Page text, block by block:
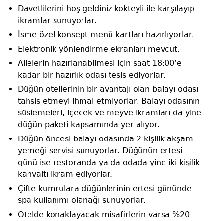
Davetlilerini hoş geldiniz kokteyli ile karşılayıp
ikramlar sunuyorlar.
İsme özel konsept menü kartları hazırlıyorlar.
Elektronik yönlendirme ekranları mevcut.
Ailelerin hazırlanabilmesi için saat 18:00’e
kadar bir hazırlık odası tesis ediyorlar.
Düğün otellerinin bir avantajı olan balayı odası
tahsis etmeyi ihmal etmiyorlar. Balayı odasının
süslemeleri, içecek ve meyve ikramları da yine
düğün paketi kapsamında yer alıyor.
Düğün öncesi balayı odasında 2 kişilik akşam
yemeği servisi sunuyorlar. Düğünün ertesi
günü ise restoranda ya da odada yine iki kişilik
kahvaltı ikram ediyorlar.
Çifte kumrulara düğünlerinin ertesi gününde
spa kullanımı olanağı sunuyorlar.
Otelde konaklayacak misafirlerin varsa %20